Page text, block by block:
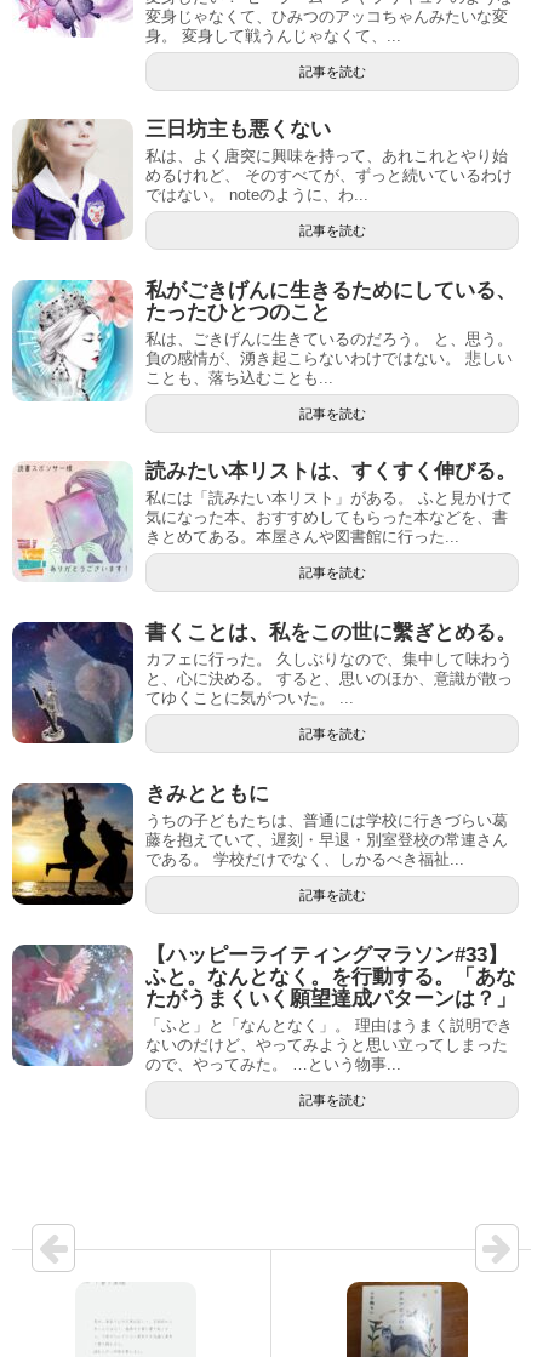
変身じゃなくて、ひみつのアッコちゃんみたいな変
身。 変身して戦うんじゃなくて、...
記事を読む
三日坊主も悪くない
私は、よく唐突に興味を持って、あれこれとやり始
めるけれど、 そのすべてが、ずっと続いているわけ
ではない。 noteのように、わ...
記事を読む
私がごきげんに生きるためにしている、
たったひとつのこと
私は、ごきげんに生きているのだろう。 と、思う。
負の感情が、湧き起こらないわけではない。 悲しい
ことも、落ち込むことも...
記事を読む
読みたい本リストは、すくすく伸びる。
私には「読みたい本リスト」がある。 ふと見かけて
気になった本、おすすめしてもらった本などを、書
きとめてある。本屋さんや図書館に行った...
記事を読む
書くことは、私をこの世に繫ぎとめる。
カフェに行った。 久しぶりなので、集中して味わう
と、心に決める。 すると、思いのほか、意識が散っ
てゆくことに気がついた。 ...
記事を読む
きみとともに
うちの子どもたちは、普通には学校に行きづらい葛
藤を抱えていて、遅刻・早退・別室登校の常連さん
である。 学校だけでなく、しかるべき福祉...
記事を読む
【ハッピーライティングマラソン#33】
ふと。なんとなく。を行動する。「あな
たがうまくいく願望達成パターンは？」
「ふと」と「なんとなく」。 理由はうまく説明でき
ないのだけど、やってみようと思い立ってしまった
ので、やってみた。 …という物事...
記事を読む